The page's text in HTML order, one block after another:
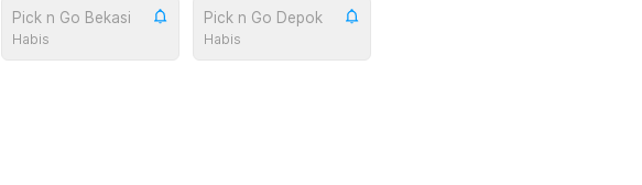
Pick n Go Bekasi
Habis
Pick n Go Depok
Habis